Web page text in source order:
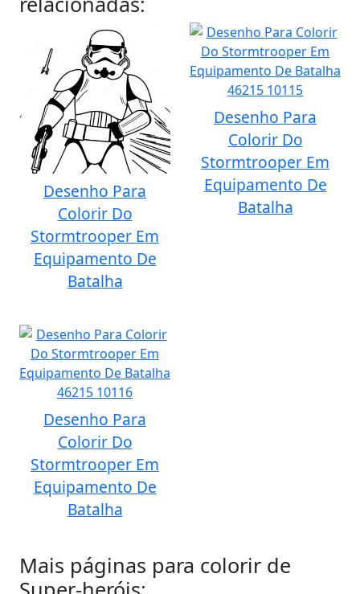
Desenho Para
Colorir Do
Stormtrooper Em
Equipamento De
Batalha
Desenho Para
Colorir Do
Stormtrooper Em
Equipamento De
Batalha
Desenho Para
Colorir Do
Stormtrooper Em
Equipamento De
Batalha
Mais páginas para colorir de